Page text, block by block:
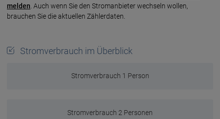
melden . Auch wenn Sie den Strom­an­bieter wech­seln wollen,
brauchen Sie die aktu­ellen Zähler­daten.
Stromverbrauch im Überblick
Stromverbrauch 1 Person
Stromverbrauch 2 Personen